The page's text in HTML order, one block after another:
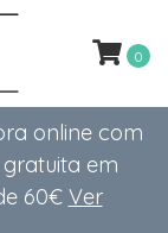
online com
gratuita em
60€ Ver
0